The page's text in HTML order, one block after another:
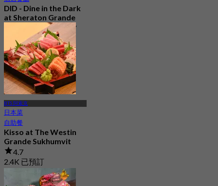
DID - Dine in the Dark
at Sheraton Grande
Sukhumvit, a Luxury
Collection Hotel ,
Bangkok
5.0
328 已預訂
起฿ 1,590
BTS 阿索克
日本菜
自助餐
Kisso at The Westin
Grande Sukhumvit
4.7
2.4K 已預訂